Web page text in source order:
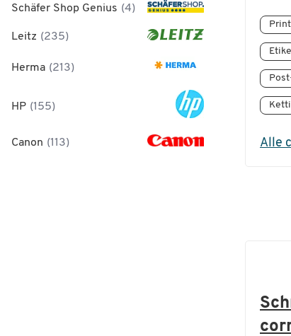
Schäfer Shop Genius (4)
Leitz (235)
Herma (213)
HP (155)
Canon (113) Alle